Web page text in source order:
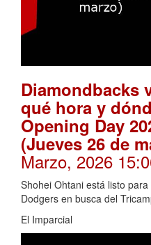
Diamondbacks
qué hora y
Opening Day
(Jueves 26 de
Marzo, 2026
Shohei Ohtani está listo
Dodgers en busca del
El Imparcial